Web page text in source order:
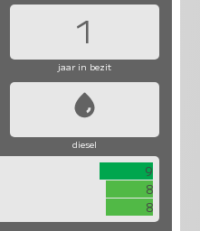
1
jaar in bezit
diesel
9
8
8